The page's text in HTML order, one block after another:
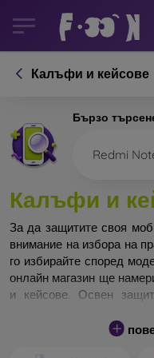
Калъфи и кейсове
Бързо
Redmi
Калъфи и
За да защитите своя
внимание на избора на
го избирайте според
онлайн магазин ще
и кейсове. Освен
Кейса за телефон може